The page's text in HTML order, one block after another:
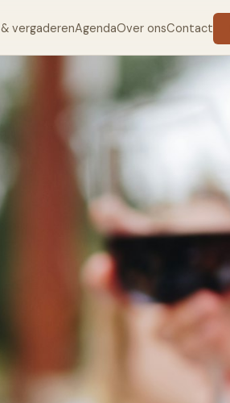
vergaderenAgendaOver onsContact